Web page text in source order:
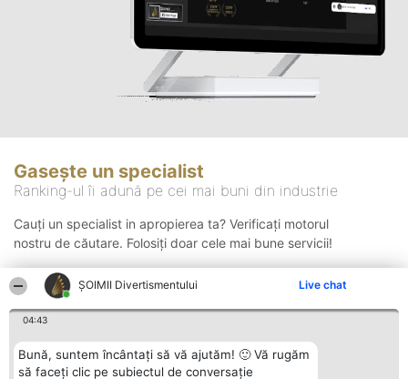
ŞOIMII Divertismentului Live chat
04:43
Bună, suntem încântați să vă ajutăm! 🙂 Vă rugăm
să faceți clic pe subiectul de conversație
Gasește un specialist
Ranking-ul îi adună pe cei mai buni din industrie
Cauți un specialist in apropierea ta? Verificați motorul
nostru de căutare. Folosiți doar cele mai bune servicii!